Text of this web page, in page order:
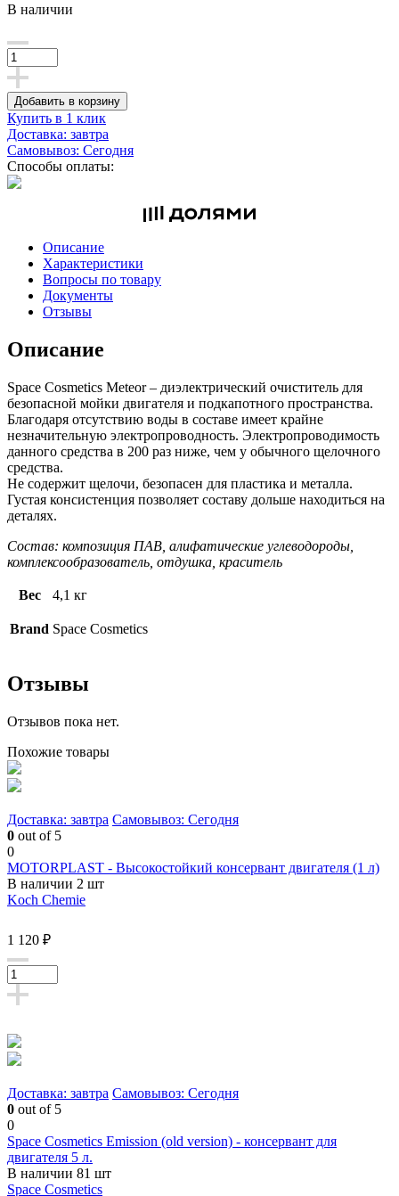
В наличии
Добавить в корзину
Купить в 1 клик
Доставка: завтра
Самовывоз: Сегодня
Способы оплаты:
Описание
Характеристики
Вопросы по товару
Документы
Отзывы
Описание
Space Cosmetics Meteor – диэлектрический очиститель для
безопасной мойки двигателя и подкапотного пространства.
Благодаря отсутствию воды в составе имеет крайне
незначительную электропроводность. Электропроводимость
данного средства в 200 раз ниже, чем у обычного щелочного
средства.
Не содержит щелочи, безопасен для пластика и металла.
Густая консистенция позволяет составу дольше находиться на
деталях.
Состав: композиция ПАВ, алифатические углеводороды,
комплексообразователь, отдушка, краситель
Вес 4,1 кг
Brand Space Cosmetics
Отзывы
Отзывов пока нет.
Похожие товары
Доставка: завтра Самовывоз: Сегодня
0 out of 5
0
MOTORPLAST - Высокостойкий консервант двигателя (1 л)
В наличии 2 шт
Koch Chemie
1 120 ₽
Доставка: завтра Самовывоз: Сегодня
0 out of 5
0
Space Cosmetics Emission (old version) - консервант для
двигателя 5 л.
В наличии 81 шт
Space Cosmetics